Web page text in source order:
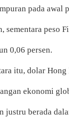
pada awal
sementara peso
0,06 persen.
itu, dolar
ekonomi
justru berada